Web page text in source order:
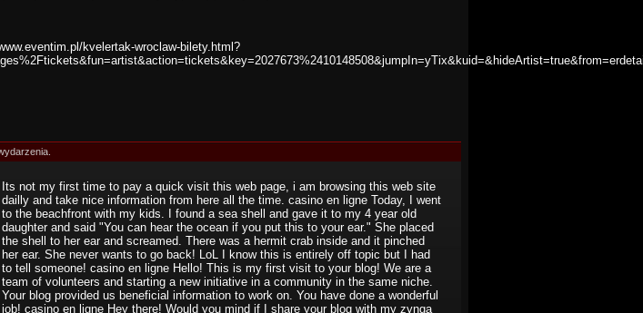
kvelertak-wroclaw-bilety.html?
Its not my first time to pay a quick visit this web page, i am browsing this web site
dailly and take nice information from here all the time. casino en ligne Today, I went
to the beachfront with my kids. I found a sea shell and gave it to my 4 year old
daughter and said "You can hear the ocean if you put this to your ear." She placed
the shell to her ear and screamed. There was a hermit crab inside and it pinched
her ear. She never wants to go back! LoL I know this is entirely off topic but I had
to tell someone! casino en ligne Hello! This is my first visit to your blog! We are a
team of volunteers and starting a new initiative in a community in the same niche.
Your blog provided us beneficial information to work on. You have done a wonderful
job! casino en ligne Hey there! Would you mind if I share your blog with my zynga